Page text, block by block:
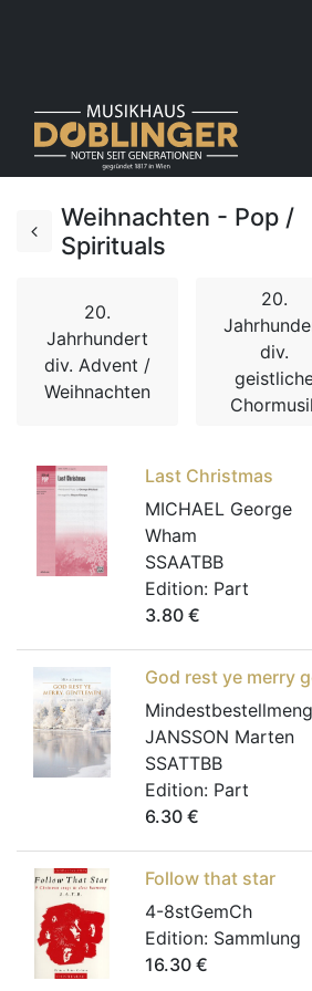
Weihnachten - Pop /
Spirituals
20.
Jahrhundert
div. Advent /
Weihnachten
20.
div.
Last Christmas
MICHAEL George
Wham
SSAATBB
Edition: Part
3.80 €
God rest ye merry
JANSSON Marten
SSATTBB
Edition: Part
6.30 €
Follow that star
4-8stGemCh
Edition: Sammlung
16.30 €